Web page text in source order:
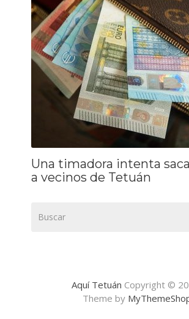
Una timadora intenta
a vecinos de Tetuán
Aquí Tetuán Copyright ©
Theme by